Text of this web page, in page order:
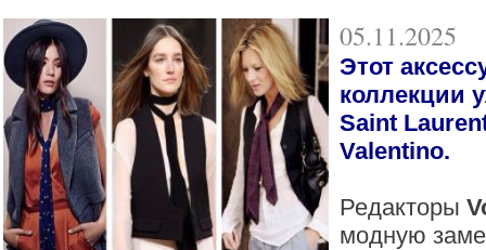
05.11.2025
Этот
коллекции
Saint
Valentino.
Редакторы
модную